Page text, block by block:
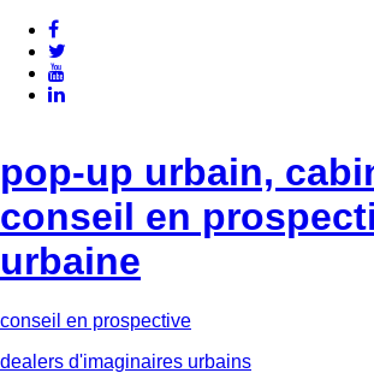
pop-up urbain,
conseil en
urbaine
conseil en prospective
dealers d'imaginaires urbains